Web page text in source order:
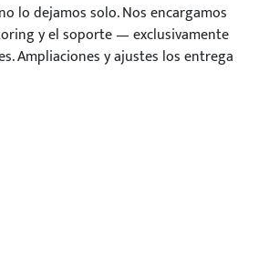
lo dejamos solo. Nos encargamos
y el soporte — exclusivamente
Ampliaciones y ajustes los entrega